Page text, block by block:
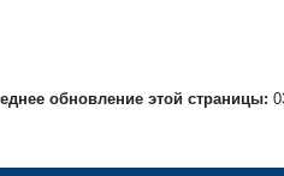
обновление этой страницы: